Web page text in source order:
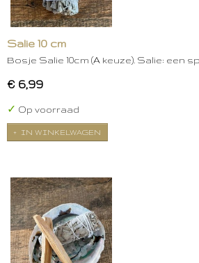
Salie 10 cm
Bosje Salie 10cm (A keuze). Salie: een
€ 6,99
✓ Op voorraad
IN WINKELWAGEN